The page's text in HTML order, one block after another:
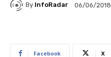
By InfoRadar 06/06/2018
Facebook X